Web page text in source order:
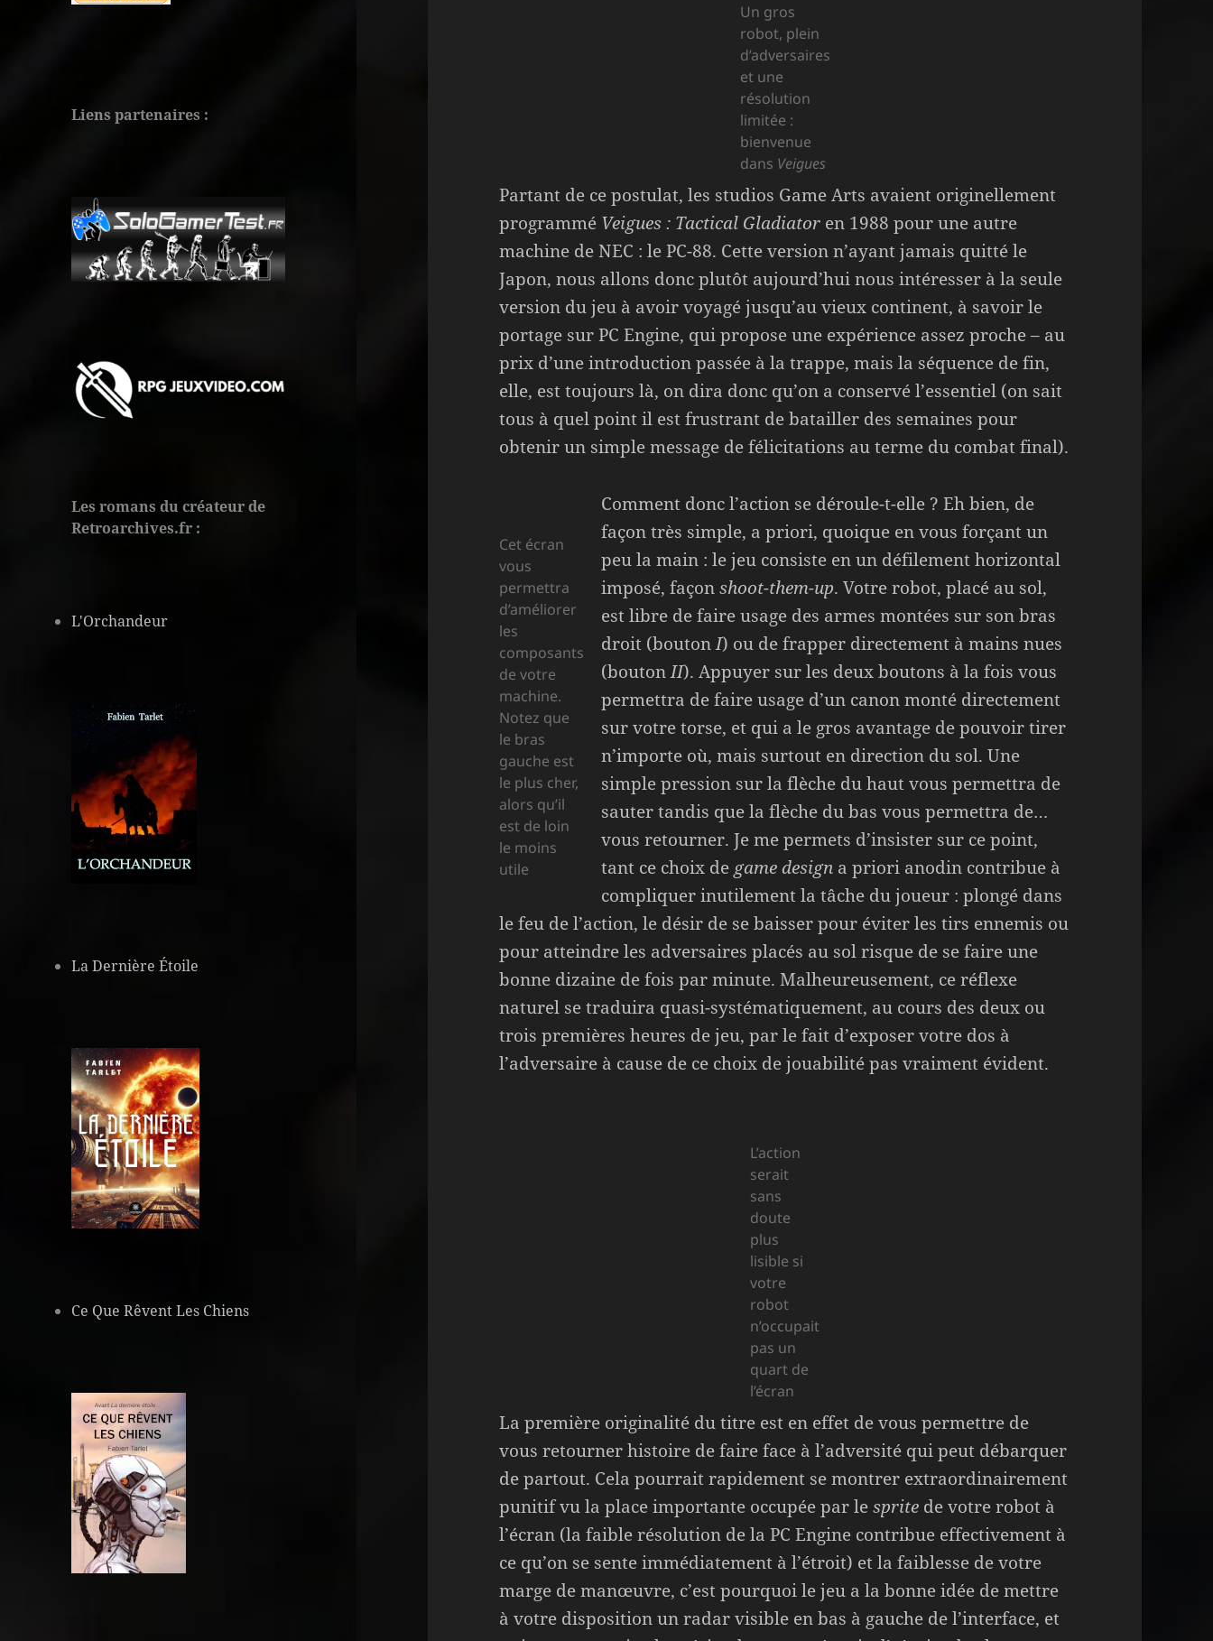
Liens partenaires :
Les romans du créateur de
Retroarchives.fr :
L'Orchandeur
La Dernière Étoile
Ce Que Rêvent Les Chiens
Un gros
robot, plein
d’adversaires
et une
résolution
limitée :
bienvenue
dans Veigues
Partant de ce postulat, les studios Game Arts avaient originellement
programmé Veigues : Tactical Gladiator en 1988 pour une autre
machine de NEC : le PC-88. Cette version n’ayant jamais quitté le
Japon, nous allons donc plutôt aujourd’hui nous intéresser à la seule
version du jeu à avoir voyagé jusqu’au vieux continent, à savoir le
portage sur PC Engine, qui propose une expérience assez proche – au
prix d’une introduction passée à la trappe, mais la séquence de fin,
elle, est toujours là, on dira donc qu’on a conservé l’essentiel (on sait
tous à quel point il est frustrant de batailler des semaines pour
obtenir un simple message de félicitations au terme du combat final).
Cet écran
vous
permettra
d’améliorer
les
composants
de votre
machine.
Notez que
le bras
gauche est
le plus cher,
alors qu’il
est de loin
le moins
utile
Comment donc l’action se déroule-t-elle ? Eh bien, de
façon très simple, a priori, quoique en vous forçant un
peu la main : le jeu consiste en un défilement horizontal
imposé, façonshoot-them-up. Votre robot, placé au sol,
est libre de faire usage des armes montées sur son bras
droit (boutonI) ou de frapper directement à mains nues
(boutonII). Appuyer sur les deux boutons à la fois vous
permettra de faire usage d’un canon monté directement
sur votre torse, et qui a le gros avantage de pouvoir tirer
n’importe où, mais surtout en direction du sol. Une
simple pression sur la flèche du haut vous permettra de
sauter tandis que la flèche du bas vous permettra de…
vous retourner. Je me permets d’insister sur ce point,
tant ce choix de game design a priori anodin contribue à
compliquer inutilement la tâche du joueur : plongé dans
le feu de l’action, le désir de se baisser pour éviter les tirs ennemis ou
pour atteindre les adversaires placés au sol risque de se faire une
bonne dizaine de fois par minute. Malheureusement, ce réflexe
naturel se traduira quasi-systématiquement, au cours des deux ou
trois premières heures de jeu, par le fait d’exposer votre dos à
l’adversaire à cause de ce choix de jouabilité pas vraiment évident.
L’action
serait
sans
doute
plus
lisible si
votre
robot
n’occupait
pas un
quart de
l’écran
La première originalité du titre est en effet de vous permettre de
vous retourner histoire de faire face à l’adversité qui peut débarquer
de partout. Cela pourrait rapidement se montrer extraordinairement
punitif vu la place importante occupée par lesprite de votre robot à
l’écran (la faible résolution de la PC Engine contribue effectivement à
ce qu’on se sente immédiatement à l’étroit) et la faiblesse de votre
marge de manœuvre, c’est pourquoi le jeu a la bonne idée de mettre
à votre disposition un radar visible en bas à gauche de l’interface, et